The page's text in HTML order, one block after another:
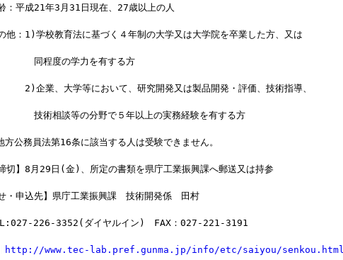
：平成21年3月31日現在、27歳以上の人
他：1)学校教育法に基づく４年制の大学又は大学院を卒業した方、又は
度の学力を有する方
、大学等において、研究開発又は製品開発・評価、技術指導、
談等の分野で５年以上の実務経験を有する方
公務員法第16条に該当する人は受験できません。
締切】8月29日(金)、所定の書類を県庁工業振興課へ郵送又は持参
・申込先】県庁工業振興課　技術開発係　田村
226-3352(ダイヤルイン)　FAX：027-221-3191
http://www.tec-lab.pref.gunma.jp/info/etc/saiyou/senkou.html